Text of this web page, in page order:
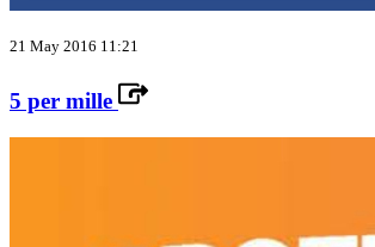
21 May 2016 11:21
5 per mille